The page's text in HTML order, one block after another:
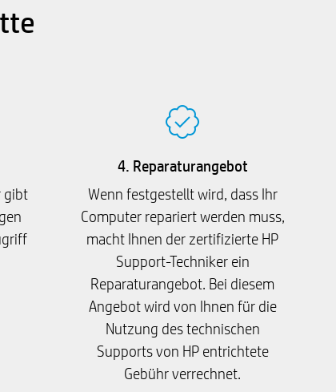
gibt
4. Reparaturangebot
Wenn festgestellt wird, dass Ihr
Computer repariert werden muss,
macht Ihnen der zertifizierte HP
Support-Techniker ein
Reparaturangebot. Bei diesem
Angebot wird von Ihnen für die
Nutzung des technischen
Supports von HP entrichtete
Gebühr verrechnet.